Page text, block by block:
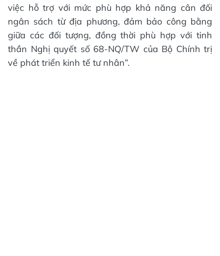
việc hỗ trợ với mức phù hợp khả năng cân đối
ngân sách từ địa phương, đảm bảo công bằng
giữa các đối tượng, đồng thời phù hợp với tinh
thần Nghị quyết số 68-NQ/TW của Bộ Chính trị
về phát triển kinh tế tư nhân”.